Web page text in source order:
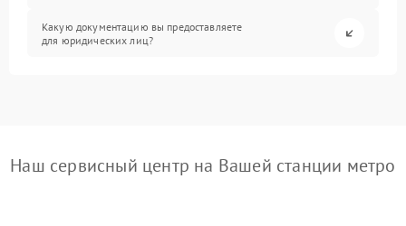
Какую документацию вы предоставляете
для юридических лиц?
Наш сервисный центр на Вашей станции метро